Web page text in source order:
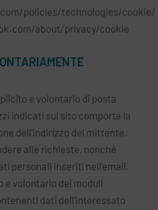
policies/technologies/cookie/
about/privacy/cookie
e volontario di posta
indicati sul sito comporta la
dell’indirizzo del mittente,
alle richieste, nonché
personali inseriti nell’email.
e volontario dei moduli
dati dell’interessato